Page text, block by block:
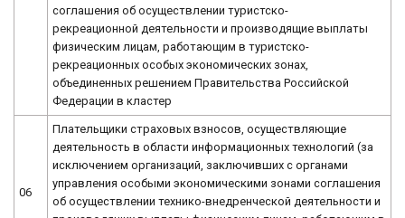
соглашения об осуществлении туристско-
рекреационной деятельности и производящие выплаты
физическим лицам, работающим в туристско-
рекреационных особых экономических зонах,
объединенных решением Правительства Российской
Федерации в кластер
06
Плательщики страховых взносов, осуществляющие
деятельность в области информационных технологий (за
исключением организаций, заключивших с органами
управления особыми экономическими зонами соглашения
об осуществлении технико-внедренческой деятельности и